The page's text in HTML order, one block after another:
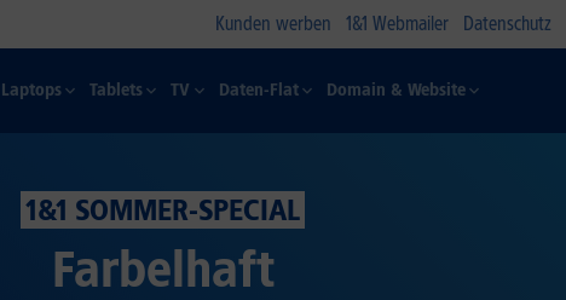
Kunden werben 1&1 Webmailer Datenschutz
Laptops Tablets TV Daten-Flat Domain & Website
1&1 SOMMER-SPECIAL
Farbelhaft